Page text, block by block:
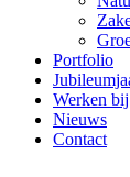
Portfolio
Werken bij
Nieuws
Contact